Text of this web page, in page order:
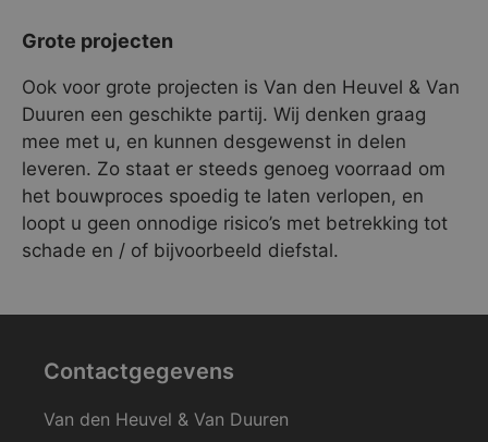
Grote projecten
Ook voor grote projecten is Van den Heuvel & Van
Duuren een geschikte partij. Wij denken graag
mee met u, en kunnen desgewenst in delen
leveren. Zo staat er steeds genoeg voorraad om
het bouwproces spoedig te laten verlopen, en
loopt u geen onnodige risico’s met betrekking tot
schade en / of bijvoorbeeld diefstal.
Contactgegevens
Van den Heuvel & Van Duuren